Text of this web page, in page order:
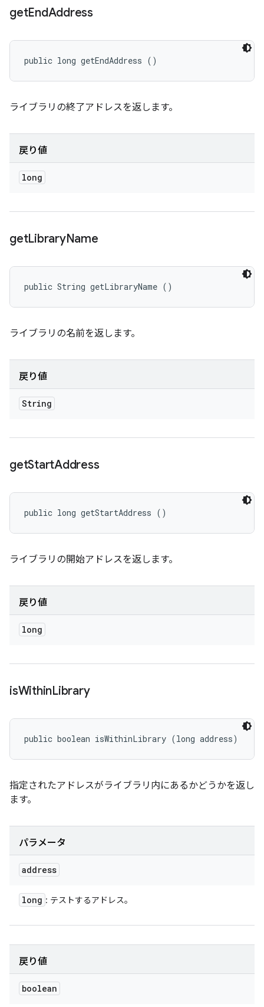
getEndAddress
public long getEndAddress ()
ライブラリの終了アドレスを返します。
戻り値
long
getLibraryName
public String getLibraryName ()
ライブラリの名前を返します。
戻り値
String
getStartAddress
public long getStartAddress ()
ライブラリの開始アドレスを返します。
戻り値
long
isWithinLibrary
public boolean isWithinLibrary (long address)
指定されたアドレスがライブラリ内にあるかどうかを返し
ます。
パラメータ
address
long : テストするアドレス。
戻り値
boolean